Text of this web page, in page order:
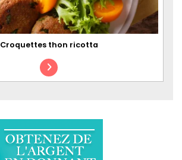
Croquettes thon ricotta